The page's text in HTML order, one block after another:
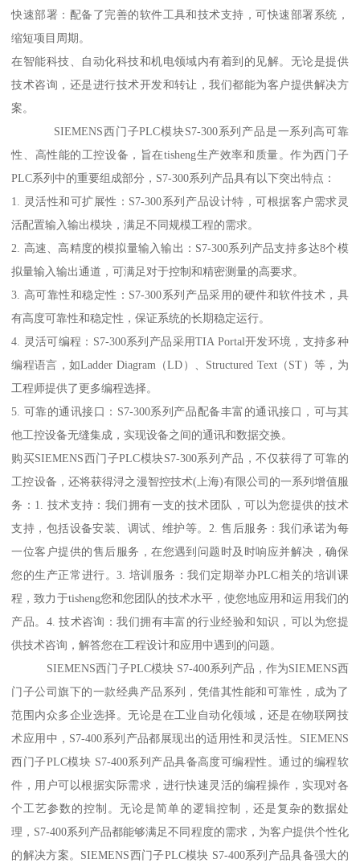
快速部署：配备了完善的软件工具和技术支持，可快速部署系统，
缩短项目周期。
在智能科技、自动化科技和机电领域内有着到的见解。无论是提供
技术咨询，还是进行技术开发和转让，我们都能为客户提供解决方
案。
SIEMENS西门子PLC模块S7-300系列产品是一系列高可靠
性、高性能的工控设备，旨在tisheng生产效率和质量。作为西门子
PLC系列中的重要组成部分，S7-300系列产品具有以下突出特点：
1. 灵活性和可扩展性：S7-300系列产品设计特，可根据客户需求灵
活配置输入输出模块，满足不同规模工程的需求。
2. 高速、高精度的模拟量输入输出：S7-300系列产品支持多达8个模
拟量输入输出通道，可满足对于控制和精密测量的高要求。
3. 高可靠性和稳定性：S7-300系列产品采用的硬件和软件技术，具
有高度可靠性和稳定性，保证系统的长期稳定运行。
4. 灵活可编程：S7-300系列产品采用TIA Portal开发环境，支持多种
编程语言，如Ladder Diagram（LD）、Structured Text（ST）等，为
工程师提供了更多编程选择。
5. 可靠的通讯接口：S7-300系列产品配备丰富的通讯接口，可与其
他工控设备无缝集成，实现设备之间的通讯和数据交换。
购买SIEMENS西门子PLC模块S7-300系列产品，不仅获得了可靠的
工控设备，还将获得浔之漫智控技术(上海)有限公司的一系列增值服
务：1. 技术支持：我们拥有一支的技术团队，可以为您提供的技术
支持，包括设备安装、调试、维护等。2. 售后服务：我们承诺为每
一位客户提供的售后服务，在您遇到问题时及时响应并解决，确保
您的生产正常进行。3. 培训服务：我们定期举办PLC相关的培训课
程，致力于tisheng您和您团队的技术水平，使您地应用和运用我们的
产品。4. 技术咨询：我们拥有丰富的行业经验和知识，可以为您提
供技术咨询，解答您在工程设计和应用中遇到的问题。
SIEMENS西门子PLC模块 S7-400系列产品，作为SIEMENS西
门子公司旗下的一款经典产品系列，凭借其性能和可靠性，成为了
范围内众多企业选择。无论是在工业自动化领域，还是在物联网技
术应用中，S7-400系列产品都展现出的适用性和灵活性。SIEMENS
西门子PLC模块 S7-400系列产品具备高度可编程性。通过的编程软
件，用户可以根据实际需求，进行快速灵活的编程操作，实现对各
个工艺参数的控制。无论是简单的逻辑控制，还是复杂的数据处
理，S7-400系列产品都能够满足不同程度的需求，为客户提供个性化
的解决方案。SIEMENS西门子PLC模块 S7-400系列产品具备强大的